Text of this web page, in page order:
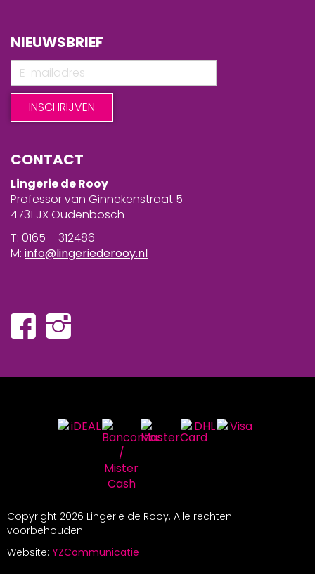
NIEUWSBRIEF
CONTACT
Lingerie de Rooy
Professor van Ginnekenstraat 5
4731 JX Oudenbosch
T: 0165 – 312486
M: info@lingeriederooy.nl
Copyright 2026 Lingerie de Rooy. Alle rechten
voorbehouden.
Website: YZCommunicatie